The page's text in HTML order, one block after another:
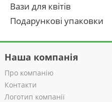
Вази для квітів
Подарункові упаковки
Наша компанія
Про компанію
Контакти
Логотип компанії